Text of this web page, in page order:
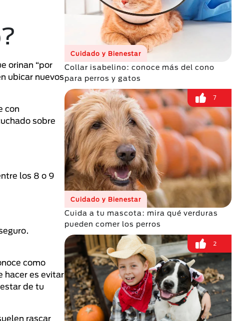
orinan “por
ubicar nuevos
con
sobre
los 8 o 9
como
hacer es evitar
de tu
rascar
Cuidado y Bienestar
Collar isabelino: conoce más del cono
para perros y gatos
7
Cuidado y Bienestar
Cuida a tu mascota: mira qué verduras
pueden comer los perros
2